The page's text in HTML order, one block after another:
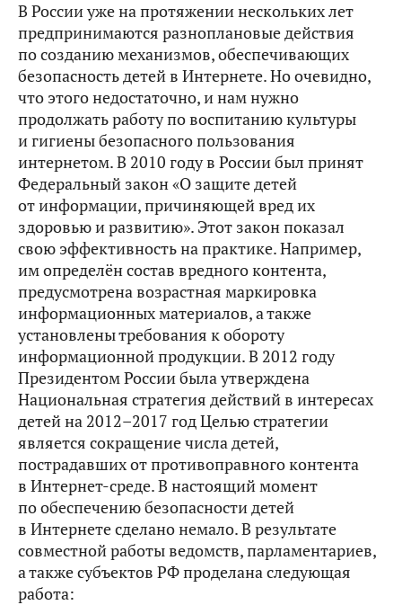
В России уже на протяжении нескольких лет
предпринимаются разноплановые действия
по созданию механизмов, обеспечивающих
безопасность детей в Интернете. Но очевидно,
что этого недостаточно, и нам нужно
продолжать работу по воспитанию культуры
и гигиены безопасного пользования
интернетом. В 2010 году в России был принят
Федеральный закон «О защите детей
от информации, причиняющей вред их
здоровью и развитию». Этот закон показал
свою эффективность на практике. Например,
им определён состав вредного контента,
предусмотрена возрастная маркировка
информационных материалов, а также
установлены требования к обороту
информационной продукции. В 2012 году
Президентом России была утверждена
Национальная стратегия действий в интересах
детей на 2012–2017 год Целью стратегии
является сокращение числа детей,
пострадавших от противоправного контента
в Интернет-среде. В настоящий момент
по обеспечению безопасности детей
в Интернете сделано немало. В результате
совместной работы ведомств, парламентариев,
а также субъектов РФ проделана следующая
работа: